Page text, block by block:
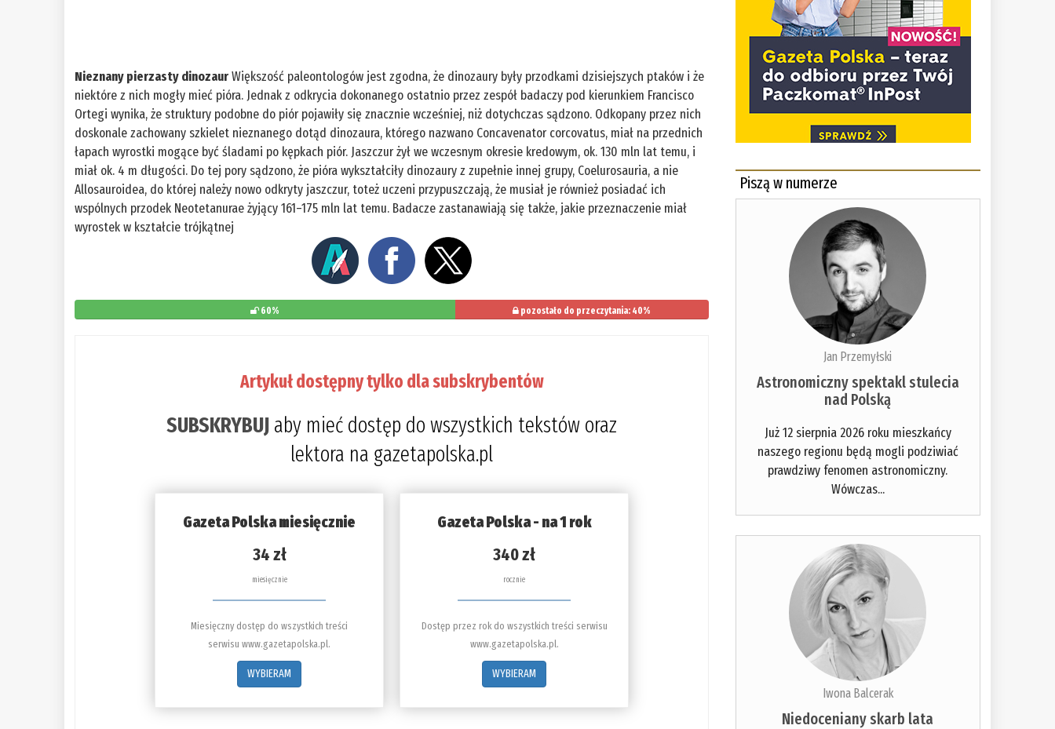
Nieznany pierzasty dinozaurWiększość paleontologów jest zgodna, że dinozaury były przodkami dzisiejszych ptaków i że
niektóre z nich mogły mieć pióra. Jednak z odkrycia dokonanego ostatnio przez zespół badaczy pod kierunkiem Francisco
Ortegi wynika, że struktury podobne do piór pojawiły się znacznie wcześniej, niż dotychczas sądzono. Odkopany przez nich
doskonale zachowany szkielet nieznanego dotąd dinozaura, którego nazwano Concavenator corcovatus, miał na przednich
łapach wyrostki mogące być śladami po kępkach piór. Jaszczur żył we wczesnym okresie kredowym, ok. 130 mln lat temu, i
miał ok. 4 m długości. Do tej pory sądzono, że pióra wykształciły dinozaury z zupełnie innej grupy, Coelurosauria, a nie
Allosauroidea, do której należy nowo odkryty jaszczur, toteż uczeni przypuszczają, że musiał je również posiadać ich
wspólnych przodek Neotetanurae żyjący 161–175 mln lat temu. Badacze zastanawiają się także, jakie przeznaczenie miał
wyrostek w kształcie trójkątnej
60% pozostało do przeczytania: 40%
Artykuł dostępny tylko dla subskrybentów
SUBSKRYBUJ aby mieć dostęp do wszystkich tekstów oraz
lektora na gazetapolska.pl
Gazeta Polska miesięcznie
34 zł
miesięcznie
Miesięczny dostęp do wszystkich treści
serwisu www.gazetapolska.pl.
WYBIERAM
Gazeta Polska - na 1 rok
340 zł
rocznie
Dostęp przez rok do wszystkich treści serwisu
www.gazetapolska.pl.
WYBIERAM
Piszą w numerze
Jan Przemyłski
Astronomiczny spektakl stulecia
nad Polską
Już 12 sierpnia 2026 roku mieszkańcy
naszego regionu będą mogli podziwiać
prawdziwy fenomen astronomiczny.
Wówczas...
Iwona Balcerak
Niedoceniany skarb lata